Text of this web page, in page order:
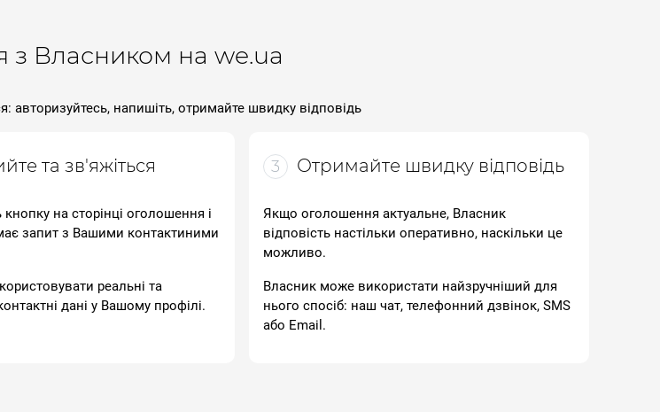
з Власником на we.ua
авторизуйтесь, напишіть, отримайте швидку відповідь
та зв'яжіться
на сторінці оголошення і
запит з Вашими контактиними
реальні та
дані у Вашому профілі.
3 Отримайте швидку відповідь
Якщо оголошення актуальне, Власник
відповість настільки оперативно, наскільки це
можливо.
Власник може використати найзручніший для
нього спосіб: наш чат, телефонний дзвінок, SMS
або Email.